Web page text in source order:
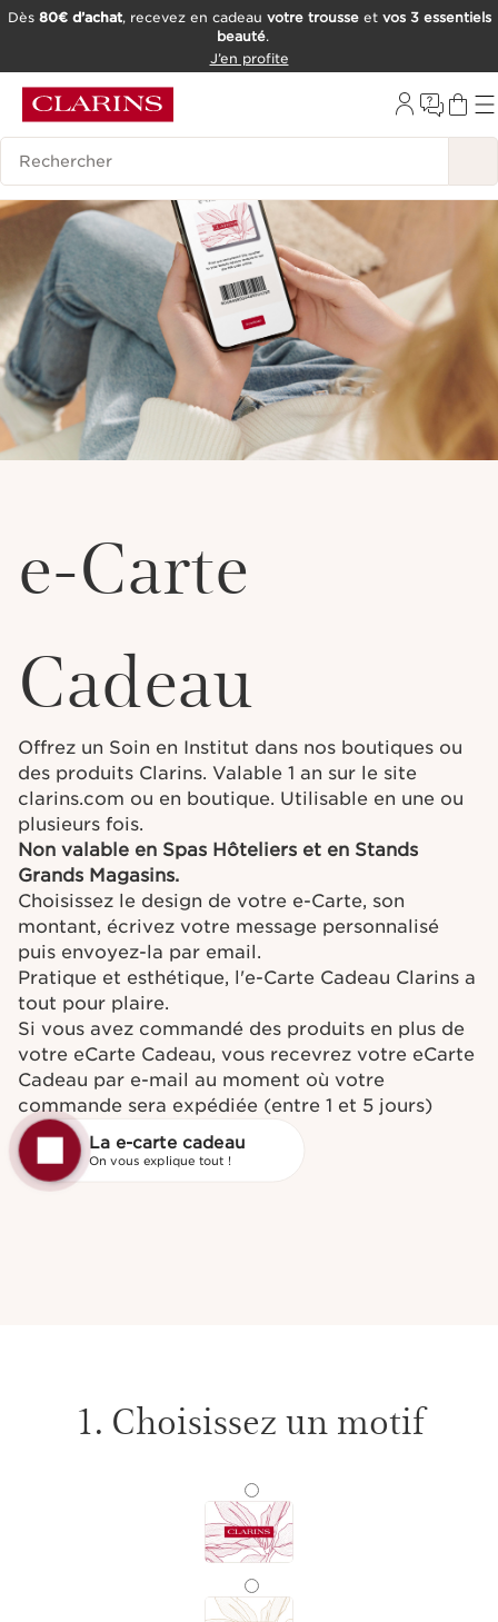
OUTIL D'ACCESSIBILITÉ
Dès 80€ d’achat, recevez en cadeau votre trousseet vos 3 essentiels
beauté.
J’en profite
Historique des recherches
e-Carte
Cadeau
Offrez un Soin en Institut dans nos boutiques ou
des produits Clarins. Valable 1 an sur le site
clarins.com ou en boutique. Utilisable en une ou
plusieurs fois.
Non valable en Spas Hôteliers et en Stands
Grands Magasins.
Choisissez le design de votre e-Carte, son
montant, écrivez votre message personnalisé
puis envoyez-la par email.
Pratique et esthétique, l'e-Carte Cadeau Clarins a
tout pour plaire.
Si vous avez commandé des produits en plus de
votre eCarte Cadeau, vous recevrez votre eCarte
Cadeau par e-mail au moment où votre
commande sera expédiée (entre 1 et 5 jours)
1. Choisissez un motif